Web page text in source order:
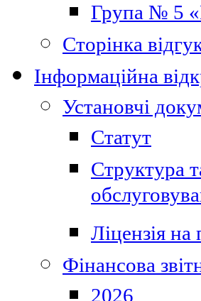
Група № 5
Сторінка
Інформаційна
Установчі
Статут
Структура
Ліцензія на
Фінансова
2026